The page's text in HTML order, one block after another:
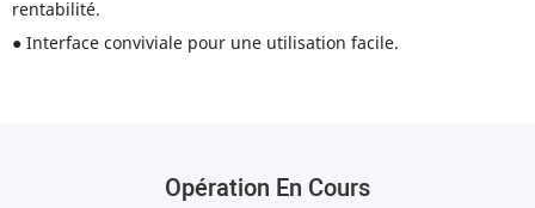
rentabilité.
● Interface conviviale pour une utilisation facile.
Opération En Cours